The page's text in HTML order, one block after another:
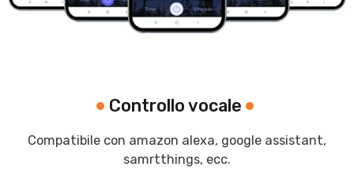
Controllo vocale
Compatibile con amazon alexa, google assistant,
samrtthings, ecc.